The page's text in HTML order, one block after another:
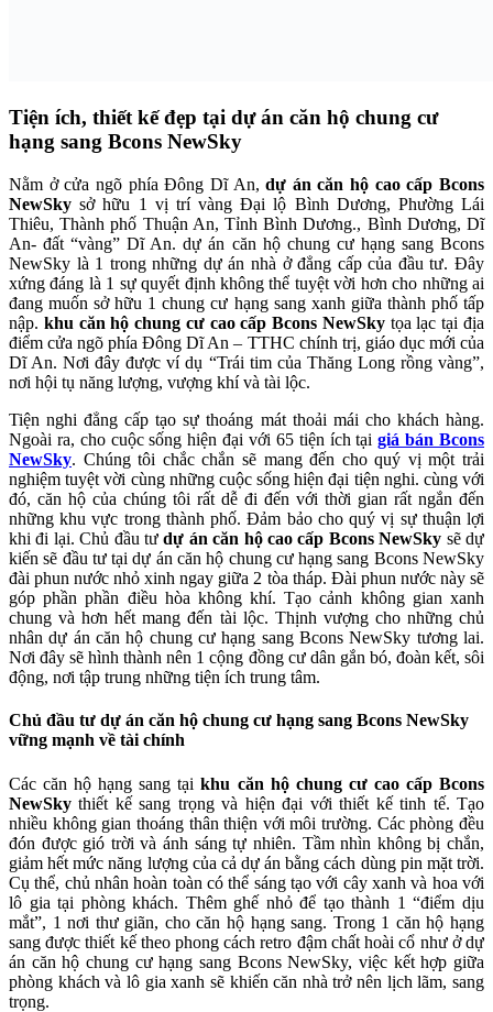
Tiện ích, thiết kế đẹp tại dự án căn hộ chung cư
hạng sang Bcons NewSky
Nằm ở cửa ngõ phía Đông Dĩ An,dự án căn hộ cao cấp Bcons
NewSky sở hữu 1 vị trí vàng Đại lộ Bình Dương, Phường Lái
Thiêu, Thành phố Thuận An, Tỉnh Bình Dương., Bình Dương, Dĩ
An- đất “vàng” Dĩ An. dự án căn hộ chung cư hạng sang Bcons
NewSky là 1 trong những dự án nhà ở đẳng cấp của đầu tư. Đây
xứng đáng là 1 sự quyết định không thể tuyệt vời hơn cho những ai
đang muốn sở hữu 1 chung cư hạng sang xanh giữa thành phố tấp
nập. khu căn hộ chung cư cao cấp Bcons NewSkytọa lạc tại địa
điểm cửa ngõ phía Đông Dĩ An – TTHC chính trị, giáo dục mới của
Dĩ An. Nơi đây được ví dụ “Trái tim của Thăng Long rồng vàng”,
nơi hội tụ năng lượng, vượng khí và tài lộc.
Tiện nghi đẳng cấp tạo sự thoáng mát thoải mái cho khách hàng.
Ngoài ra, cho cuộc sống hiện đại với 65 tiện ích tạigiá bán Bcons
NewSky. Chúng tôi chắc chắn sẽ mang đến cho quý vị một trải
nghiệm tuyệt vời cùng những cuộc sống hiện đại tiện nghi. cùng với
đó, căn hộ của chúng tôi rất dễ đi đến với thời gian rất ngắn đến
những khu vực trong thành phố. Đảm bảo cho quý vị sự thuận lợi
khi đi lại. Chủ đầu tưdự án căn hộ cao cấp Bcons NewSky sẽ dự
kiến sẽ đầu tư tại dự án căn hộ chung cư hạng sang Bcons NewSky
đài phun nước nhỏ xinh ngay giữa 2 tòa tháp. Đài phun nước này sẽ
góp phần phần điều hòa không khí. Tạo cảnh không gian xanh
chung và hơn hết mang đến tài lộc. Thịnh vượng cho những chủ
nhân dự án căn hộ chung cư hạng sang Bcons NewSky tương lai.
Nơi đây sẽ hình thành nên 1 cộng đồng cư dân gắn bó, đoàn kết, sôi
động, nơi tập trung những tiện ích trung tâm.
Chủ đầu tư dự án căn hộ chung cư hạng sang Bcons NewSky
vững mạnh về tài chính
Các căn hộ hạng sang tạikhu căn hộ chung cư cao cấp Bcons
NewSky thiết kế sang trọng và hiện đại với thiết kế tinh tế. Tạo
nhiều không gian thoáng thân thiện với môi trường. Các phòng đều
đón được gió trời và ánh sáng tự nhiên. Tầm nhìn không bị chắn,
giảm hết mức năng lượng của cả dự án bằng cách dùng pin mặt trời.
Cụ thể, chủ nhân hoàn toàn có thể sáng tạo với cây xanh và hoa với
lô gia tại phòng khách. Thêm ghế nhỏ để tạo thành 1 “điểm dịu
mắt”, 1 nơi thư giãn, cho căn hộ hạng sang. Trong 1 căn hộ hạng
sang được thiết kế theo phong cách retro đậm chất hoài cổ như ở dự
án căn hộ chung cư hạng sang Bcons NewSky, việc kết hợp giữa
phòng khách và lô gia xanh sẽ khiến căn nhà trở nên lịch lãm, sang
trọng.